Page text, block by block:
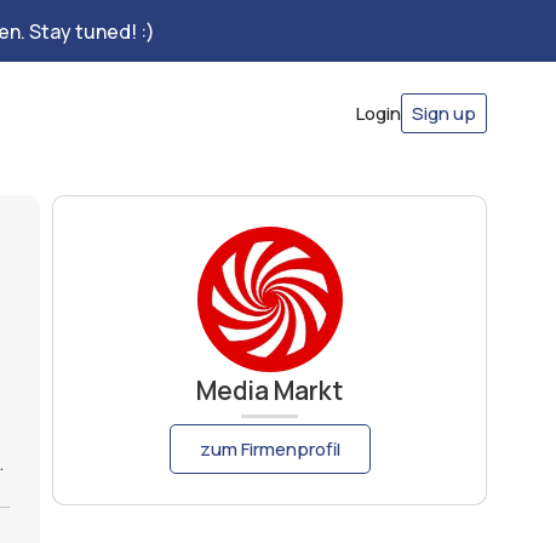
Stay tuned! :)
Login Sign up
Media Markt
zum Firmenprofil